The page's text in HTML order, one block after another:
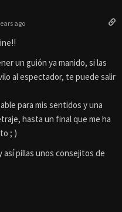
ago
un guión ya manido, si las
al espectador, te puede salir
para mis sentidos y una
hasta un final que me ha
; )
así pillas unos consejitos de